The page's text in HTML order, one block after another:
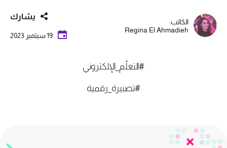
الكاتب:
Regina El Ahmadieh
يشارك
19 سبتمبر 2023
#التعلّم_الإلكتروني
#تصبيرة_رقمية